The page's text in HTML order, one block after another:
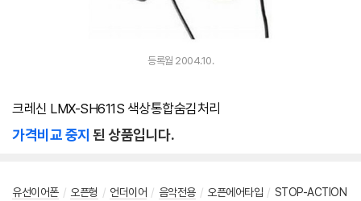
등록월 2004.10.
크레신 LMX-SH611S 색상통합숨김처리
가격비교 중지 된 상품입니다.
유선이어폰 / 오픈형 / 언더이어 / 음악전용 / 오픈에어타입 / STOP-ACTION